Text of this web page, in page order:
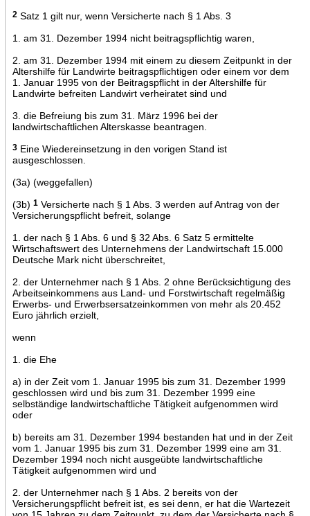
2Satz 1 gilt nur, wenn Versicherte nach § 1 Abs. 3
1. am 31. Dezember 1994 nicht beitragspflichtig waren,
2. am 31. Dezember 1994 mit einem zu diesem Zeitpunkt in der
Altershilfe für Landwirte beitragspflichtigen oder einem vor dem
1. Januar 1995 von der Beitragspflicht in der Altershilfe für
Landwirte befreiten Landwirt verheiratet sind und
3. die Befreiung bis zum 31. März 1996 bei der
landwirtschaftlichen Alterskasse beantragen.
3Eine Wiedereinsetzung in den vorigen Stand ist
ausgeschlossen.
(3a) (weggefallen)
(3b) 1Versicherte nach § 1 Abs. 3 werden auf Antrag von der
Versicherungspflicht befreit, solange
1. der nach § 1 Abs. 6 und § 32 Abs. 6 Satz 5 ermittelte
Wirtschaftswert des Unternehmens der Landwirtschaft 15.000
Deutsche Mark nicht überschreitet,
2. der Unternehmer nach § 1 Abs. 2 ohne Berücksichtigung des
Arbeitseinkommens aus Land- und Forstwirtschaft regelmäßig
Erwerbs- und Erwerbsersatzeinkommen von mehr als 20.452
Euro jährlich erzielt,
wenn
1. die Ehe
a) in der Zeit vom 1. Januar 1995 bis zum 31. Dezember 1999
geschlossen wird und bis zum 31. Dezember 1999 eine
selbständige landwirtschaftliche Tätigkeit aufgenommen wird
oder
b) bereits am 31. Dezember 1994 bestanden hat und in der Zeit
vom 1. Januar 1995 bis zum 31. Dezember 1999 eine am 31.
Dezember 1994 noch nicht ausgeübte landwirtschaftliche
Tätigkeit aufgenommen wird und
2. der Unternehmer nach § 1 Abs. 2 bereits von der
Versicherungspflicht befreit ist, es sei denn, er hat die Wartezeit